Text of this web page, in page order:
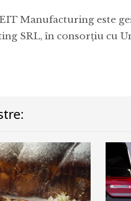
Manufacturing este
SRL, în consorțiu cu